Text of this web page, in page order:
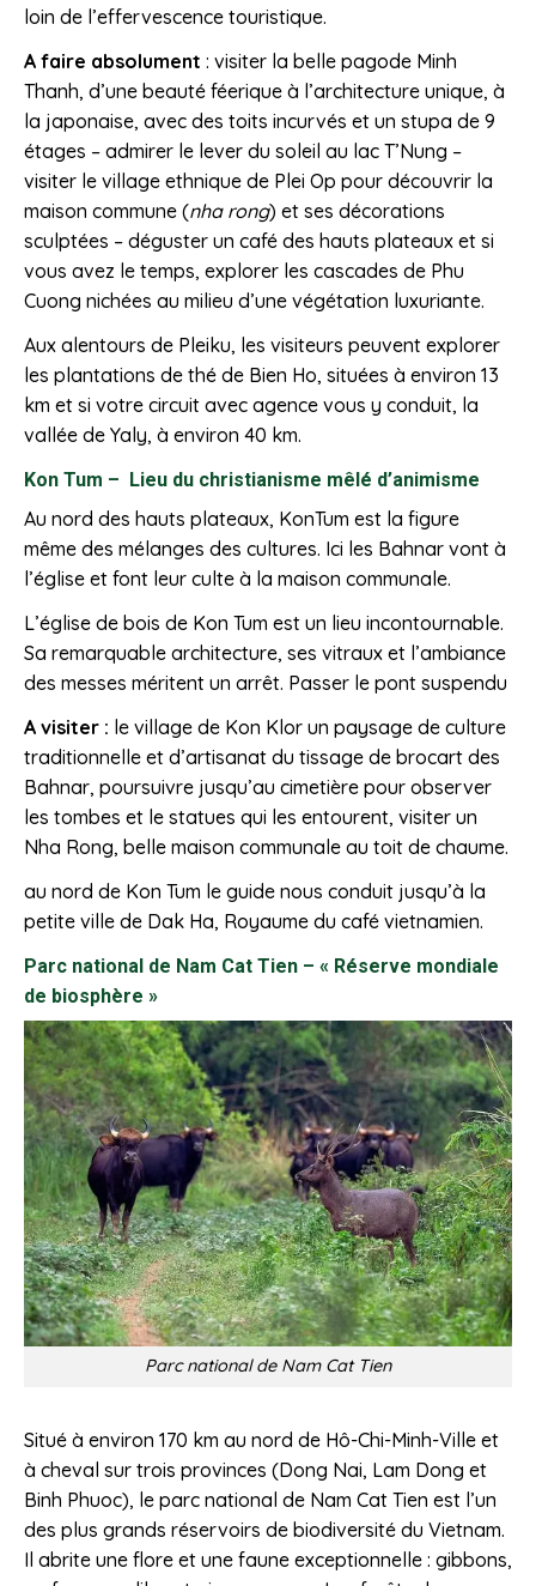
loin de l’effervescence touristique.
A faire absolument : visiter la belle pagode Minh
Thanh, d’une beauté féerique à l’architecture unique, à
la japonaise, avec des toits incurvés et un stupa de 9
étages – admirer le lever du soleil au lac T’Nung –
visiter le village ethnique de Plei Op pour découvrir la
maison commune (nha rong) et ses décorations
sculptées – déguster un café des hauts plateaux et si
vous avez le temps, explorer les cascades de Phu
Cuong nichées au milieu d’une végétation luxuriante.
Aux alentours de Pleiku, les visiteurs peuvent explorer
les plantations de thé de Bien Ho, situées à environ 13
km et si votre circuit avec agence vous y conduit, la
vallée de Yaly, à environ 40 km.
Kon Tum – Lieu du christianisme mêlé d’animisme
Au nord des hauts plateaux, KonTum est la figure
même des mélanges des cultures. Ici les Bahnar vont à
l’église et font leur culte à la maison communale.
L’église de bois de Kon Tum est un lieu incontournable.
Sa remarquable architecture, ses vitraux et l’ambiance
des messes méritent un arrêt. Passer le pont suspendu
A visiter : le village de Kon Klor un paysage de culture
traditionnelle et d’artisanat du tissage de brocart des
Bahnar, poursuivre jusqu’au cimetière pour observer
les tombes et le statues qui les entourent, visiter un
Nha Rong, belle maison communale au toit de chaume.
au nord de Kon Tum le guide nous conduit jusqu’à la
petite ville de Dak Ha, Royaume du café vietnamien.
Parc national de Nam Cat Tien – « Réserve mondiale
de biosphère »
Parc national de Nam Cat Tien
Situé à environ 170 km au nord de Hô-Chi-Minh-Ville et
à cheval sur trois provinces (Dong Nai, Lam Dong et
Binh Phuoc), le parc national de Nam Cat Tien est l’un
des plus grands réservoirs de biodiversité du Vietnam.
Il abrite une flore et une faune exceptionnelle : gibbons,